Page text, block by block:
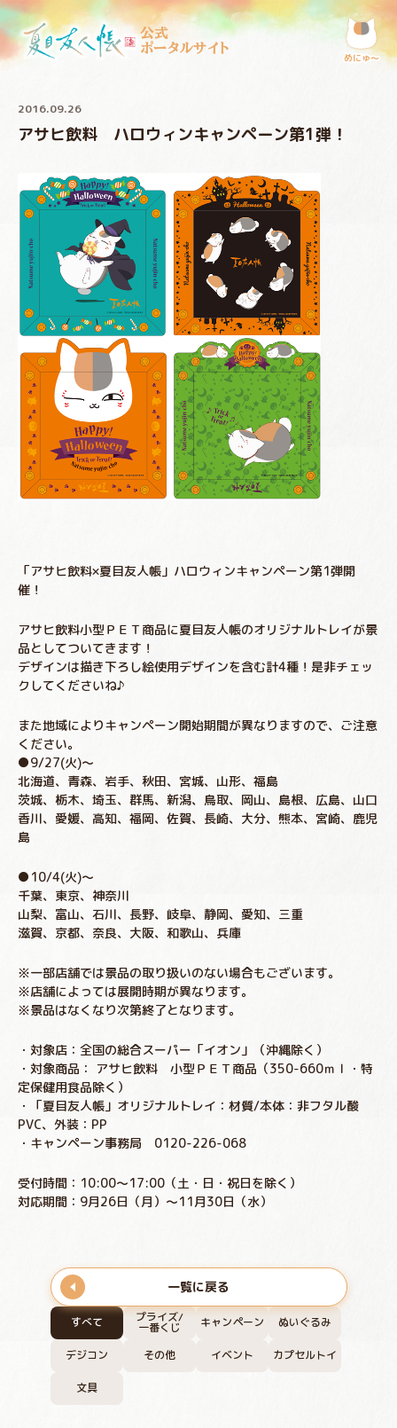
公式
ポータルサイト
めにゅ〜
すべて プライズ/
一番くじ キャンペーン ぬいぐるみ
デジコン その他 イベント カプセルトイ
文具
2016.09.26
アサヒ飲料 ハロウィンキャンペーン第1弾！
「アサヒ飲料×夏目友人帳」ハロウィンキャンペーン第1弾開
催！
アサヒ飲料小型ＰＥＴ商品に夏目友人帳のオリジナルトレイが景
品としてついてきます！
デザインは描き下ろし絵使用デザインを含む計4種！是非チェッ
クしてくださいね♪
また地域によりキャンペーン開始期間が異なりますので、ご注意
ください。
●9/27(火)～
北海道、青森、岩手、秋田、宮城、山形、福島
茨城、栃木、埼玉、群馬、新潟、鳥取、岡山、島根、広島、山口
香川、愛媛、高知、福岡、佐賀、長崎、大分、熊本、宮崎、鹿児
島
●10/4(火)～
千葉、東京、神奈川
山梨、富山、石川、長野、岐阜、静岡、愛知、三重
滋賀、京都、奈良、大阪、和歌山、兵庫
※一部店舗では景品の取り扱いのない場合もございます。
※店舗によっては展開時期が異なります。
※景品はなくなり次第終了となります。
・対象店：全国の総合スーパー「イオン」（沖縄除く）
・対象商品： アサヒ飲料 小型ＰＥＴ商品（350-660ｍｌ・特
定保健用食品除く）
・「夏目友人帳」オリジナルトレイ：材質/本体：非フタル酸
PVC、外装：PP
・キャンペーン事務局 0120-226-068
受付時間：10:00～17:00（土・日・祝日を除く）
対応期間：9月26日（月）～11月30日（水）
一覧に戻る